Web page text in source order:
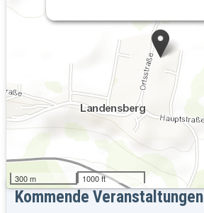
300 m 1000 ft
Kommende Veranstaltungen
Keine Veranstaltungen an diesem Ort
Kommende Veranstaltungen